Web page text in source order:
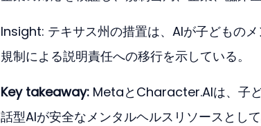
Insight: テキサス州の措置は、AIが子どもの
規制による説明責任への移行を示している。
Key takeaway: MetaとCharacter.AIは、子
話型AIが安全なメンタルヘルスリソースとし